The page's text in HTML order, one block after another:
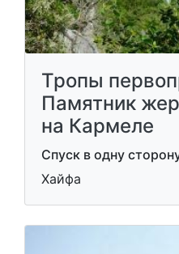
Тропы
Памятник
на Кармеле
Спуск в одну
Хайфа